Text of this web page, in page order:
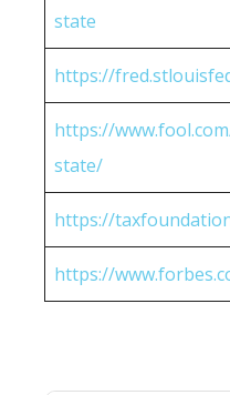
state
https://
https://
state/
https://
https://